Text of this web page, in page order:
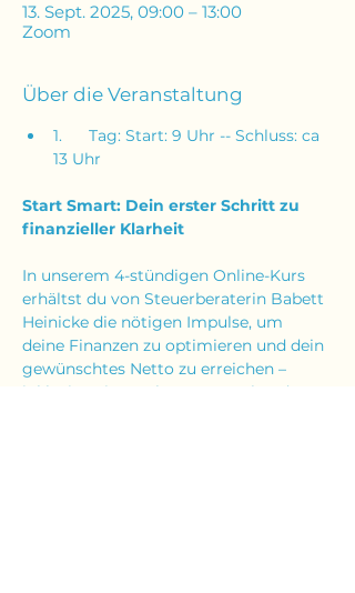
13. Sept. 2025, 09:00 – 13:00
Zoom
Über die Veranstaltung
1.      Tag: Start: 9 Uhr -- Schluss: ca
13 Uhr
Start Smart: Dein erster Schritt zu
finanzieller Klarheit
In unserem 4-stündigen Online-Kurs
erhältst du von Steuerberaterin Babett
Heinicke die nötigen Impulse, um
deine Finanzen zu optimieren und dein
gewünschtes Netto zu erreichen –
inklusive Finanzplanungs-Tool und